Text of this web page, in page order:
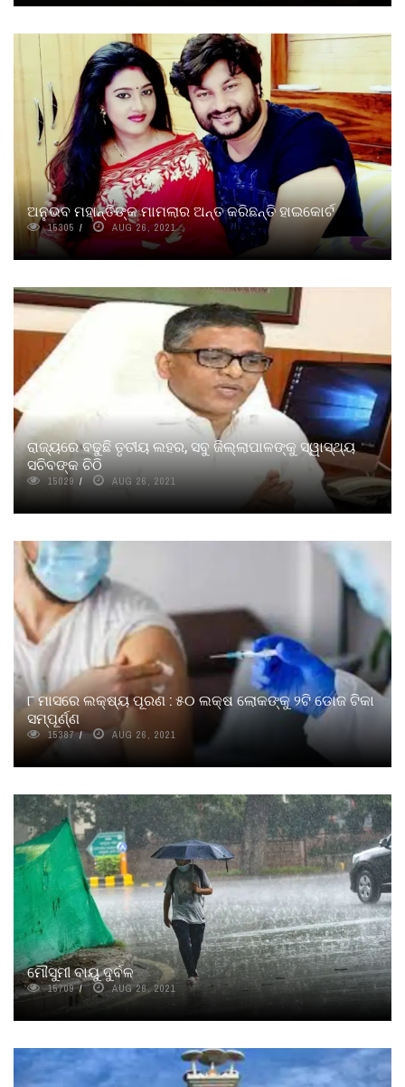
ଅନୁଭବ ମହାନ୍ତିଙ୍କ ମାମଲାର ଅନ୍ତ କରିଛନ୍ତି ହାଇକୋର୍ଟ
15305 AUG 26, 2021
ରାଜ୍ୟରେ ବଢୁଛି ତୃତୀୟ ଲହର, ସବୁ ଜିଲ୍ଲାପାଳଙ୍କୁ ସ୍ୱାସ୍ଥ୍ୟ
ସଚିବଙ୍କ ଚିଠି
15029 AUG 26, 2021
୮ ମାସରେ ଲକ୍ଷ୍ୟ ପୂରଣ : ୫୦ ଲକ୍ଷ ଲୋକଙ୍କୁ ୨ଟି ଡୋଜ ଟିକା
ସମ୍ପୂର୍ଣ୍ଣ
15387 AUG 26, 2021
ମୌସୁମୀ ବାୟୁ ଦୁର୍ବଳ
15709 AUG 26, 2021